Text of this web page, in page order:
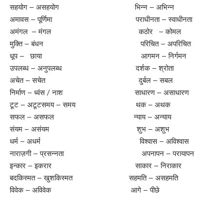
सहयोग – असहयोग भिन्न – अभिन्न
अमावस – पूर्णिमा पराधीनता – स्वाधीनता
अमंगल – मंगल कठोर – कोमल
मुक्ति – बंधन परिचित – अपरिचित
धूप – छाया आगमन – निर्गमन
उपलब्ध – अनुपलब्ध दर्शक – श्रोता
अचेत – सचेत दुर्बल – सबल
निर्माण – ध्वंस / नाश साधारण – असाधारण
टूट – अटूटसमय – समय थक – अथक
सफल – असफल न्याय – अन्याय
संयम – असंयम शुभ – अशुभ
धर्म – अधर्म विश्वास – अविश्वास
नाराज़गी – प्रसन्नता अपनापन – परायापन
इन्कार – इकरार साकार – निराकार
बदकिस्मत – खुशकिस्मत सहमति – असहमति
विवेक – अविवेक आगे – पीछे